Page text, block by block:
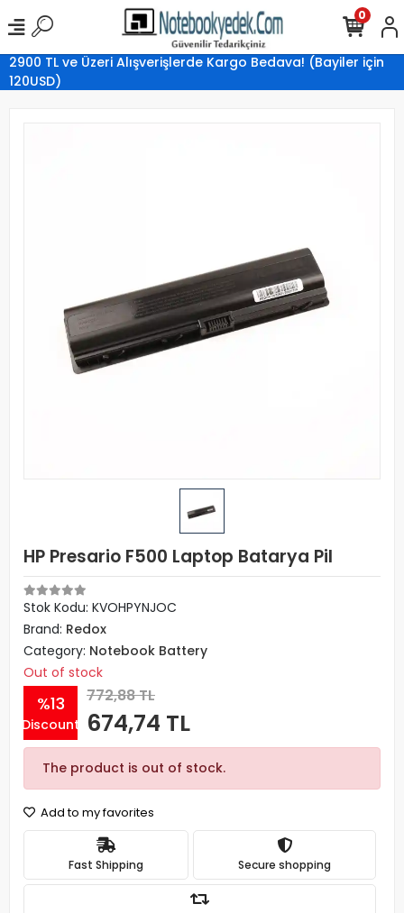
2900 TL ve Üzeri Alışverişlerde Kargo Bedava! (Bayiler için
120USD)
0
HP Presario F500 Laptop Batarya Pil
Stok Kodu: KVOHPYNJOC
Brand: Redox
Category: Notebook Battery
Out of stock
%13
Discount
772,88 TL
674,74 TL
The product is out of stock.
Add to my favorites
Fast Shipping Secure shopping